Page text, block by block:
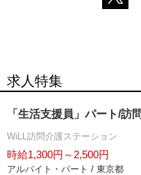
求人特集
「生活支援員」パート/訪
WiLL訪問介護ステーション
時給1,300円～2,500円
アルバイト・パート / 東京都